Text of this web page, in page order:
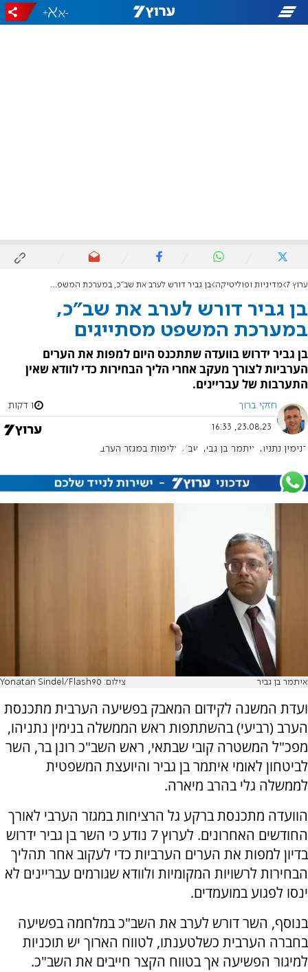
-
+
ערוץ 7 מדיניות ופוליטיקה בן גביר דורש לערב את שב"כ, במערכת המשפט מסתייגים
בן גביר דורש לערב את שב"כ,
במערכת המשפט מסתייגים
בן גביר ידרוש בוועדה שתתכנס היום למפות את הערים
הערביות לצורך מעקב אחרי הליך הבחירות כדי לוודא שאין
התערבות של עבריינים.
חזקי ברוך 1 דקות
23.08.23, 16:33
בנימין נתניהו איתמר בן גביר שב"כ אלימות במגזר הערבי
איתמר בן גביר צילום: Yonatan Sindel/Flash90
ועדת המשנה לקידום המאבק בפשיעה הערבית מתכנסת
הערב (רביעי) בהשתתפות ראש הממשלה בנימין נתניהו,
מפכ"ל המשטרה קובי שבתאי, ראש השב"כ רונן בר, השר
לביטחון לאומי איתמר בן גביר והיועצת המשפטית
לממשלה גלי בהרב מיארה.
הוועדה מתכנסת ברקע גל הרציחות במגזר הערבי לאורך
החודשים האחרונים. לערוץ 7 נודע כי השר בן גביר ידרוש
בדיון למפות את הערים הערביות כדי לעקוב אחר תהליך
הבחירות לרשויות המקומיות ולוודא שגורמים עבריינים לא
ינסו לפגוע במועמדים.
בנוסף, השר דורש לערב את השב"כ במלחמה בפשיעה
בחברה הערבית כשלטענתו, לטווח הארוך יש תוכניות
למיגור הפשיעה אך בטווח הקצר חייבים את השב"כ.